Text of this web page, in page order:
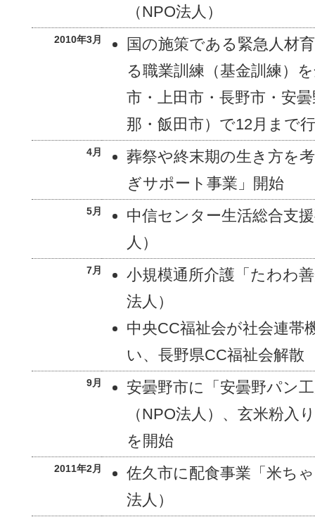
（NPO法人）
2010年3月
国の施策である緊急人材
る職業訓練（基金訓練）
市・上田市・長野市・安
那・飯田市）で12月まで
4月
葬祭や終末期の生き方を
ぎサポート事業」開始
5月
中信センター生活総合支
人）
7月
小規模通所介護「たわわ
法人）
中央CC福祉会が社会連帯
い、長野県CC福祉会解散
9月
安曇野市に「安曇野パン
（NPO法人）、玄米粉入
を開始
2011年2月
佐久市に配食事業「米ち
法人）